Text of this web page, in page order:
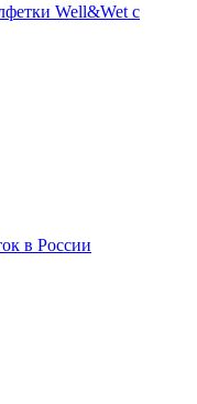
Well&Wet с
в России